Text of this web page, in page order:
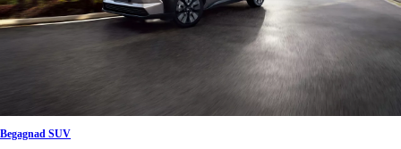
Begagnad SUV